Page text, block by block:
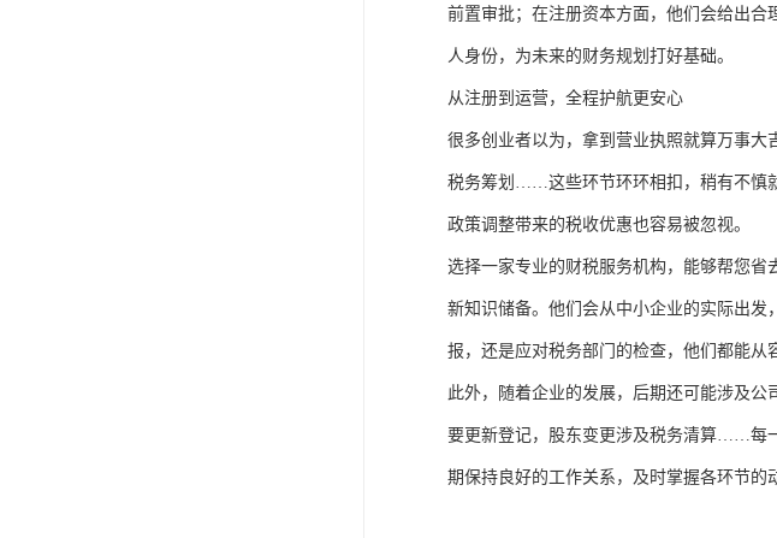
前置审批；在注册资本方面，他们会给出
人身份，为未来的财务规划打好基础。
从注册到运营，全程护航更安心
很多创业者以为，拿到营业执照就算万事大
税务筹划……这些环节环环相扣，稍有不慎
政策调整带来的税收优惠也容易被忽视。
选择一家专业的财税服务机构，能够帮您
新知识储备。他们会从中小企业的实际出
报，还是应对税务部门的检查，他们都能从
此外，随着企业的发展，后期还可能涉及
要更新登记，股东变更涉及税务清算……每
期保持良好的工作关系，及时掌握各环节的